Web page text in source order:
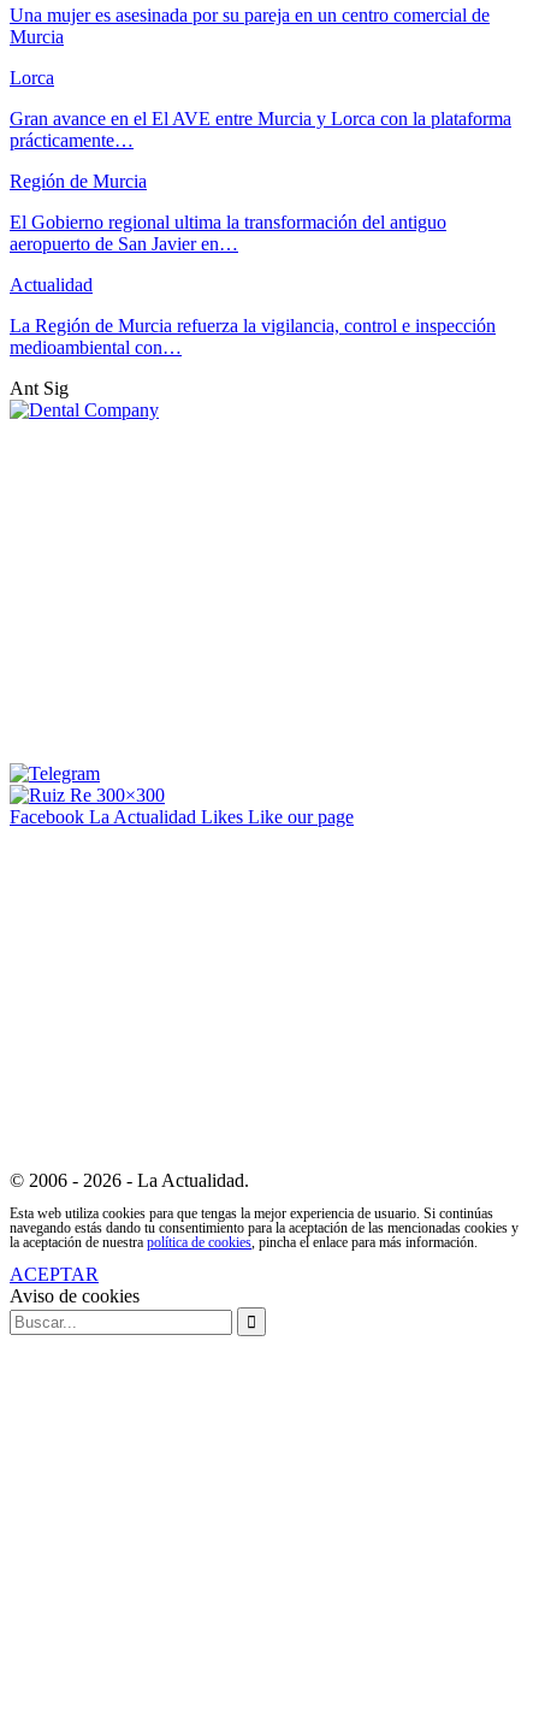
Una mujer es asesinada por su pareja en un centro comercial de
Murcia
Lorca
Gran avance en el El AVE entre Murcia y Lorca con la plataforma
prácticamente…
Región de Murcia
El Gobierno regional ultima la transformación del antiguo
aeropuerto de San Javier en…
Actualidad
La Región de Murcia refuerza la vigilancia, control e inspección
medioambiental con…
Ant Sig
Facebook La Actualidad Likes Like our page
© 2006 - 2026 - La Actualidad.
Esta web utiliza cookies para que tengas la mejor experiencia de usuario. Si continúas
navegando estás dando tu consentimiento para la aceptación de las mencionadas cookies y
la aceptación de nuestra política de cookies, pincha el enlace para más información.
ACEPTAR
Aviso de cookies